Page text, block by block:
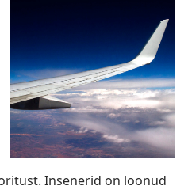
Insenerid on loonud